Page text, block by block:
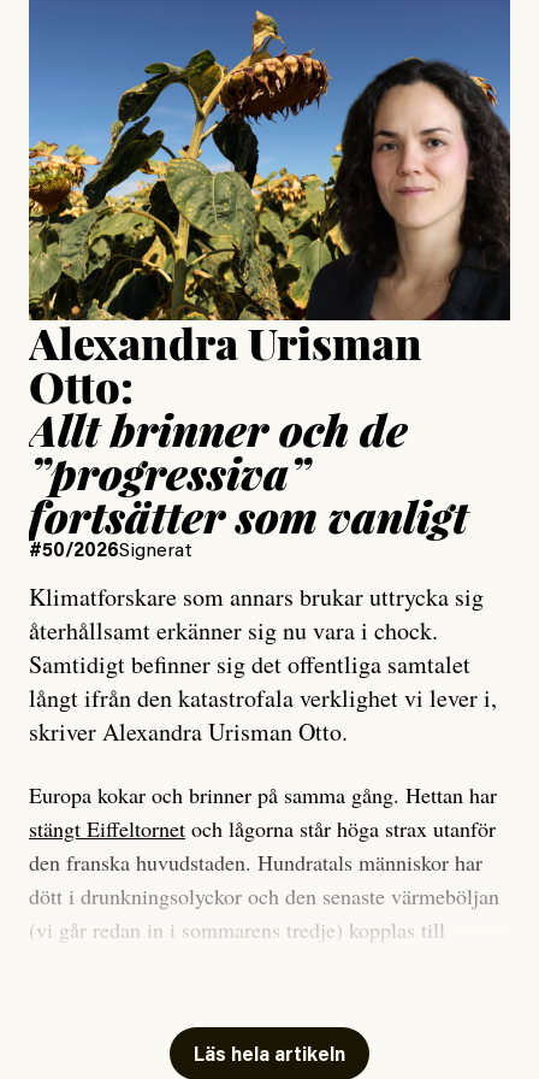
Jonas Lundström
Publicerad24 July, 2026
#23/2026
Jesper Lundby: ”Livet i sig
är ganska politiskt”
Jesper Lundby
Publicerad15 July, 2026
Uppdaterad15 July, 2026
Alexandra Urisman
Otto:
Allt brinner och de
”progressiva”
fortsätter som vanligt
#50/2026Signerat
Klimatforskare som annars brukar uttrycka sig
återhållsamt erkänner sig nu vara i chock.
Samtidigt befinner sig det offentliga samtalet
långt ifrån den katastrofala verklighet vi lever i,
skriver Alexandra Urisman Otto.
Europa kokar och brinner på samma gång. Hettan har
stängt Eiffeltornet och lågorna står höga strax utanför
den franska huvudstaden. Hundratals människor har
dött i drunkningsolyckor och den senaste värmeböljan
(vi går redan in i sommarens tredje) kopplas till
Har du också panik i hettan? Känns det som en
mardröm? Bra, allt annat vore fullständigt orimligt.
Läs hela artikeln